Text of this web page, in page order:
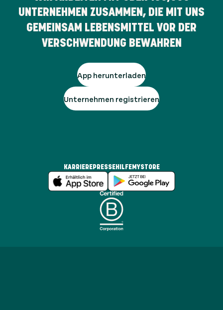
UNTERNEHMEN ZUSAMMEN, DIE MIT UNS
GEMEINSAM LEBENSMITTEL VOR DER
VERSCHWENDUNG BEWAHREN
App herunterladen
Unternehmen registrieren
KARRIEREPRESSEHILFEMYSTORE